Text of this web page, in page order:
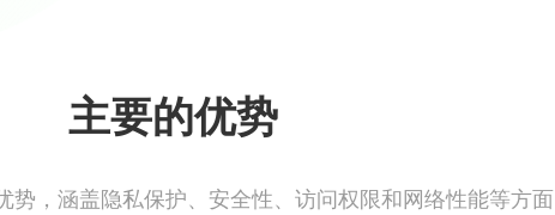
主要的优势
势，涵盖隐私保护、安全性、访问权限和网络性能等方面